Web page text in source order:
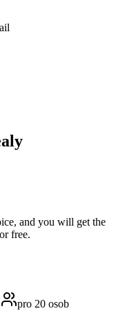
and you will get the
free.
pro 20 osob